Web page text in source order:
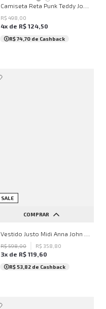
PP P M G GG
R$ 498 00
4x de R$ 124 50
R$ 74,70 de Cashback
SALE
COMPRAR
PP P M G GG
R$598,00 R$ 358 80
3x de R$ 119,60
R$ 53,82 de Cashback